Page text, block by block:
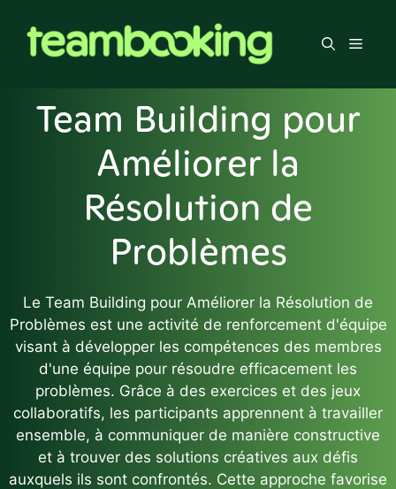
contenu
Menu
Team Building pour
Améliorer la
Résolution de
Problèmes
Le Team Building pour Améliorer la Résolution de
Problèmes est une activité de renforcement d'équipe
visant à développer les compétences des membres
d'une équipe pour résoudre efficacement les
problèmes. Grâce à des exercices et des jeux
collaboratifs, les participants apprennent à travailler
ensemble, à communiquer de manière constructive
et à trouver des solutions créatives aux défis
auxquels ils sont confrontés. Cette approche favorise